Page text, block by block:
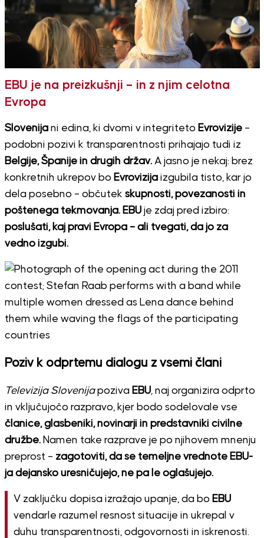
EBU je na preizkušnji – in z njim celotna
Evropa
Slovenijani edina, ki dvomi v integriteto Evrovizije–
podobni pozivi k transparentnosti prihajajo tudi iz
Belgije, Španije in drugih držav.A jasno je nekaj: brez
konkretnih ukrepov bo Evrovizijaizgubila tisto, kar jo
dela posebno – občutek skupnosti, povezanosti in
poštenega tekmovanja. EBUje zdaj pred izbiro:
poslušati, kaj pravi Evropa – ali tvegati, da jo za
vedno izgubi.
Poziv k odprtemu dialogu z vsemi člani
Televizija Slovenijapoziva EBU, naj organizira odprto
in vključujočo razpravo, kjer bodo sodelovale vse
članice, glasbeniki, novinarji in predstavniki civilne
družbe.Namen take razprave je po njihovem mnenju
preprost – zagotoviti, da se temeljne vrednote EBU-
ja dejansko uresničujejo, ne pa le oglašujejo.
V zaključku dopisa izražajo upanje, da bo EBU
vendarle razumel resnost situacije in ukrepal v
duhu transparentnosti, odgovornosti in iskrenosti.